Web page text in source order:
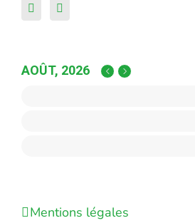
AOÛT, 2026
Mentions légales